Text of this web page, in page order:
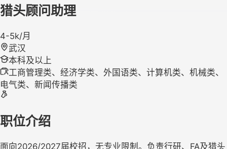
猎头顾问助理
4-5k/月
武汉
本科及以上
工商管理类、经济学类、外国语类、计算机类、机械类、
电气类、新闻传播类
职位介绍
面向2026/2027届校招，无专业限制。负责行研、FA及猎头